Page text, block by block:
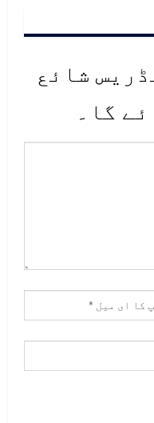
شائع
گا۔